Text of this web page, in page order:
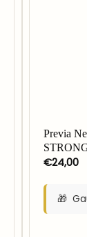
Previa
€24,00